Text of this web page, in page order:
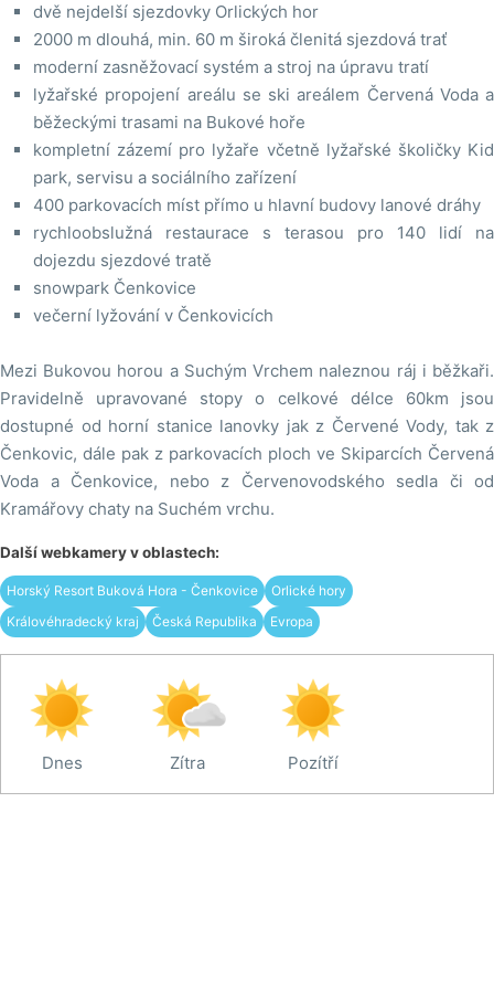
dvě nejdelší sjezdovky Orlických hor
2000 m dlouhá, min. 60 m široká členitá sjezdová trať
moderní zasněžovací systém a stroj na úpravu tratí
lyžařské propojení areálu se ski areálem Červená Voda a
běžeckými trasami na Bukové hoře
kompletní zázemí pro lyžaře včetně lyžařské školičky Kid
park, servisu a sociálního zařízení
400 parkovacích míst přímo u hlavní budovy lanové dráhy
rychloobslužná restaurace s terasou pro 140 lidí na
dojezdu sjezdové tratě
snowpark Čenkovice
večerní lyžování v Čenkovicích
Mezi Bukovou horou a Suchým Vrchem naleznou ráj i běžkaři.
Pravidelně upravované stopy o celkové délce 60km jsou
dostupné od horní stanice lanovky jak z Červené Vody, tak z
Čenkovic, dále pak z parkovacích ploch ve Skiparcích Červená
Voda a Čenkovice, nebo z Červenovodského sedla či od
Kramářovy chaty na Suchém vrchu.
Další webkamery v oblastech:
Horský Resort Buková Hora - Čenkovice
Orlické hory
Královéhradecký kraj
Česká Republika Evropa
Dnes Zítra Pozítří